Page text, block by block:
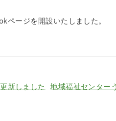
ページを開設いたしました。
新しました 地域福祉センター